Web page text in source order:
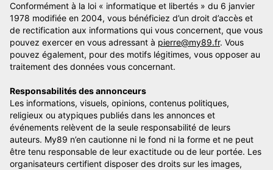
Conformément à la loi « informatique et libertés » du 6 janvier
1978 modifiée en 2004, vous bénéficiez d’un droit d’accès et
de rectification aux informations qui vous concernent, que vous
pouvez exercer en vous adressant à pierre@my89.fr. Vous
pouvez également, pour des motifs légitimes, vous opposer au
traitement des données vous concernant.
Responsabilités des annonceurs
Les informations, visuels, opinions, contenus politiques,
religieux ou atypiques publiés dans les annonces et
événements relèvent de la seule responsabilité de leurs
auteurs. My89 n’en cautionne ni le fond ni la forme et ne peut
être tenu responsable de leur exactitude ou de leur portée. Les
organisateurs certifient disposer des droits sur les images,